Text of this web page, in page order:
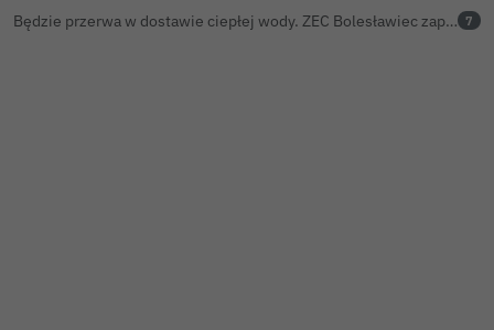
Będzie przerwa w dostawie ciepłej wody. ZEC Bolesławiec zapowiada prace remontowe 7